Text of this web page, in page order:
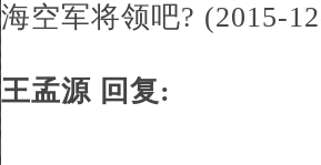
海空军将领吧? (2015-
王孟源 回复: